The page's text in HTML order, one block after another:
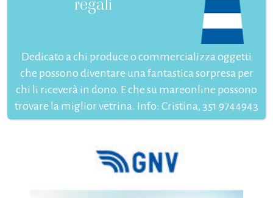
Dedicato a chi produce o commercializza oggetti
che possono diventare una fantastica sorpresa per
chi li riceverà in dono. E che su mareonline possono
trovare la miglior vetrina. Info: Cristina, 351 9744943